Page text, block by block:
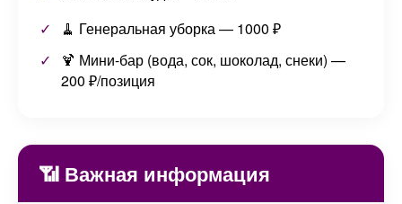
🧹 Генеральная уборка — 1000 ₽
🍹 Мини-бар (вода, сок, шоколад, снеки) —
200 ₽/позиция
📶 Важная информация